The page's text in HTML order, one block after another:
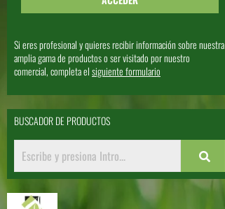
Si eres profesional y quieres recibir información sobre nuestra
amplia gama de productos o ser visitado por nuestro
comercial, completa elsiguiente formulario
BUSCADOR DE PRODUCTOS